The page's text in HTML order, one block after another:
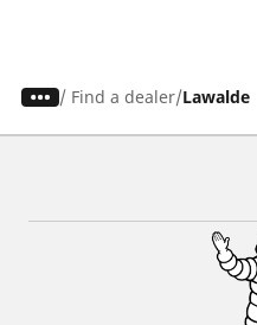
/ Find a dealer Lawalde